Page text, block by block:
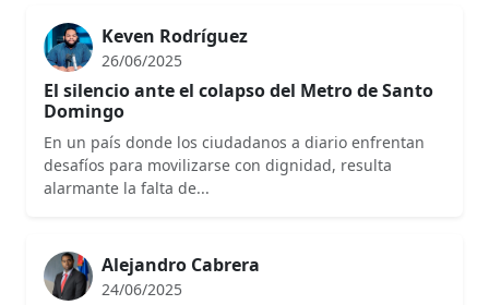
Keven Rodríguez
26/06/2025
El silencio ante el colapso del Metro de Santo
Domingo
En un país donde los ciudadanos a diario enfrentan
desafíos para movilizarse con dignidad, resulta
alarmante la falta de...
Alejandro Cabrera
24/06/2025